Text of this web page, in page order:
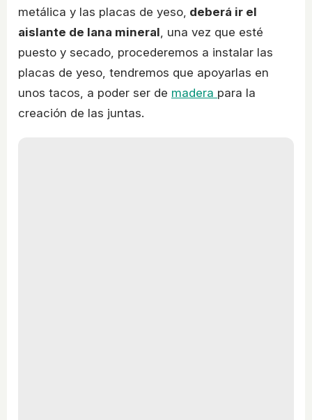
metálica y las placas de yeso, deberá ir el
aislante de lana mineral, una vez que esté
puesto y secado, procederemos a instalar las
placas de yeso, tendremos que apoyarlas en
unos tacos, a poder ser de madera para la
creación de las juntas.